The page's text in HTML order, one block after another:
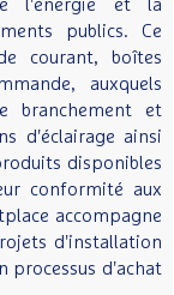
l'énergie et la
publics. Ce
courant, boîtes
auxquels
branchement et
d'éclairage ainsi
disponibles
conformité aux
accompagne
d'installation
processus d'achat